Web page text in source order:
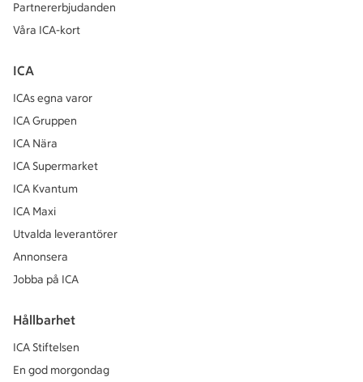
Partnererbjudanden
Våra ICA-kort
ICA
ICAs egna varor
ICA Gruppen
ICA Nära
ICA Supermarket
ICA Kvantum
ICA Maxi
Utvalda leverantörer
Annonsera
Jobba på ICA
Hållbarhet
ICA Stiftelsen
En god morgondag